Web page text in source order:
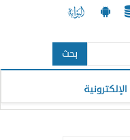
بحث